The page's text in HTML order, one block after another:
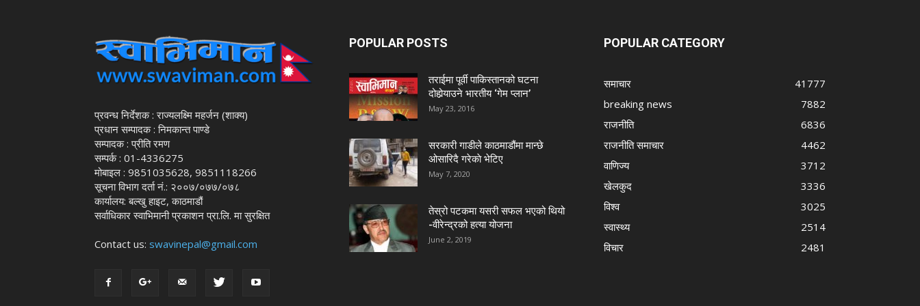
प्रवन्ध निर्देशक : राज्यलक्ष्मि महर्जन (शाक्य)
प्रधान सम्पादक : निमकान्त पाण्डे
सम्पादक : प्रीति रमण
सम्पर्क : 01-4336275
मोबाइल : 9851035628, 9851118266
सूचना विभाग दर्ता नं.: २००७/०७७/०७८
कार्यालय: बल्खु हाइट, काठमाडौं
सर्वाधिकार स्वाभिमानी प्रकाशन प्रा.लि. मा सुरक्षित
Contact us: swavinepal@gmail.com
POPULAR POSTS
तराईमा पूर्वी पाकिस्तानको घटना
दोहोर्‍याउने भारतीय ‘गेम प्लान’
May 23, 2016
सरकारी गाडीले काठमाडौंमा मान्छे
ओसारिदै गरेकाे भेटिए
May 7, 2020
तेस्रो पटकमा यसरी सफल भएको थियो
-वीरेन्द्रको हत्या योजना
June 2, 2019
POPULAR CATEGORY
समाचार
41777
breaking news
7882
राजनीति
6836
राजनीति समाचार
4462
वाणिज्य
3712
खेलकुद
3336
विश्व
3025
स्वास्थ्य
2514
विचार
2481